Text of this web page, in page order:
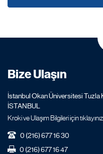
Bize Ulaşın
İstanbul Okan Üniversitesi
İSTANBUL
Kroki ve Ulaşım Bilgileri için
0 (216) 677 16 30
0 (216) 677 16 47